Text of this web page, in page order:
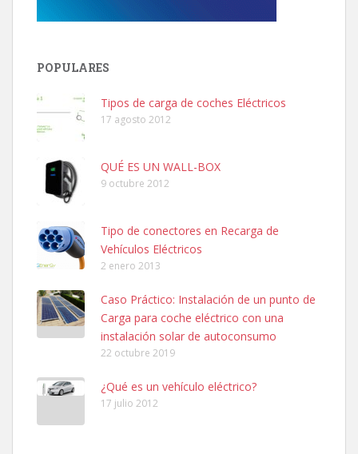
POPULARES
Tipos de carga de coches Eléctricos
17 agosto 2012
QUÉ ES UN WALL-BOX
9 octubre 2012
Tipo de conectores en Recarga de
Vehículos Eléctricos
2 enero 2013
Caso Práctico: Instalación de un punto de
Carga para coche eléctrico con una
instalación solar de autoconsumo
22 octubre 2019
¿Qué es un vehículo eléctrico?
17 julio 2012